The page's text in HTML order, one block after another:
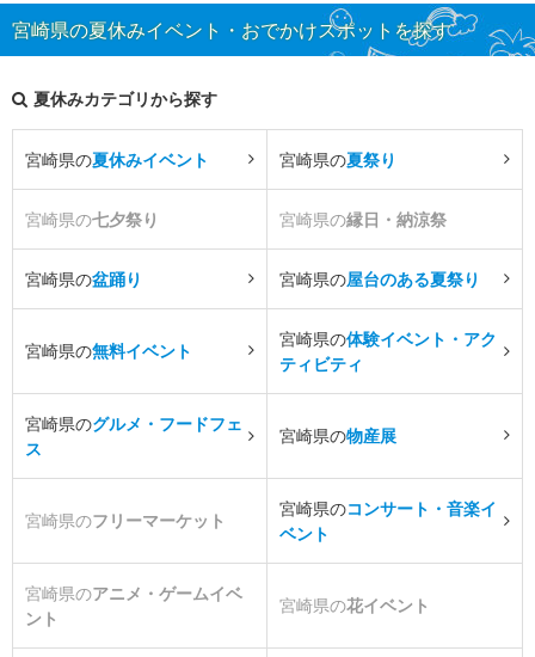
宮崎県の夏休みイベント・おでかけスポットを探す
夏休みカテゴリから探す
宮崎県の夏休みイベント 宮崎県の夏祭り
宮崎県の七夕祭り 宮崎県の縁日・納涼祭
宮崎県の盆踊り 宮崎県の屋台のある夏祭り
宮崎県の無料イベント
宮崎県の体験イベント・アク
ティビティ
宮崎県のグルメ・フードフェ
ス
宮崎県の物産展
宮崎県のフリーマーケット
宮崎県のコンサート・音楽イ
ベント
宮崎県のアニメ・ゲームイベ
ント
宮崎県の花イベント